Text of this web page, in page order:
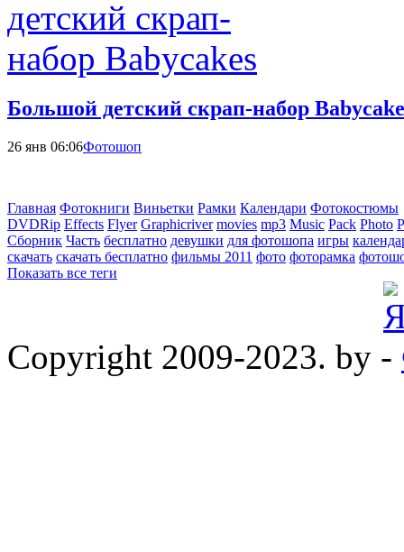
Большой детский скрап-набор
26 янв 06:06Фотошоп
Главная Фотокниги Виньетки Рамки Календари Фотокостюмы
DVDRip Effects Flyer Graphicriver movies mp3 Music Pack Photo
Сборник Часть бесплатно девушки для фотошопа игры
скачать скачать бесплатно фильмы 2011 фото фоторамка
Показать все теги
Copyright 2009-2023. by -